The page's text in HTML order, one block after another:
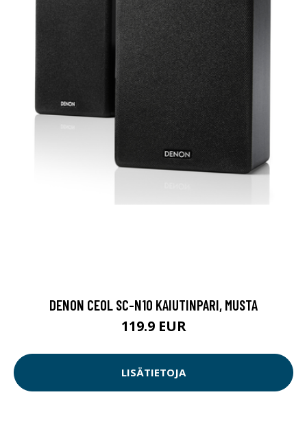
DENON CEOL SC-N10 KAIUTINPARI, MUSTA
119.9 EUR
LISÄTIETOJA